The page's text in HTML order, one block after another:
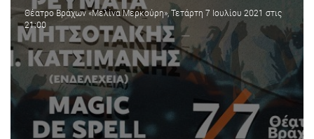
Θέατρο Βράχων «Μελίνα Μερκούρη», Τετάρτη 7 Ιουλίου 2021 στις
21:00